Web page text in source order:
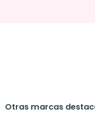
Otras marcas